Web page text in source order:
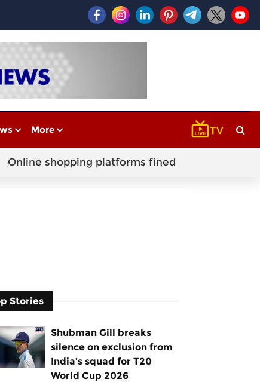
More
Online shopping platforms fined
Stories
Shubman Gill breaks
silence on exclusion from
India’s squad for T20
World Cup 2026